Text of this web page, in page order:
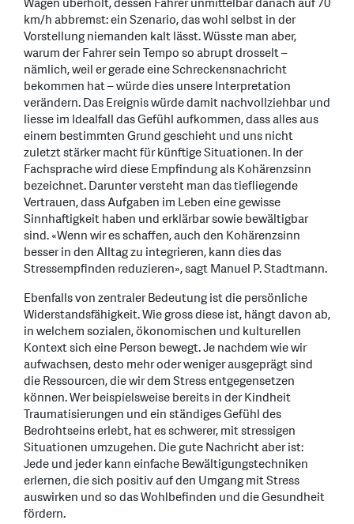
Wagen überholt, dessen Fahrer unmittelbar danach auf 70
km/h abbremst: ein Szenario, das wohl selbst in der
Vorstellung niemanden kalt lässt. Wüsste man aber,
warum der Fahrer sein Tempo so abrupt drosselt –
nämlich, weil er gerade eine Schreckensnachricht
bekommen hat – würde dies unsere Interpretation
verändern. Das Ereignis würde damit nachvollziehbar und
liesse im Idealfall das Gefühl aufkommen, dass alles aus
einem bestimmten Grund geschieht und uns nicht
zuletzt stärker macht für künftige Situationen. In der
Fachsprache wird diese Empfindung als Kohärenzsinn
bezeichnet. Darunter versteht man das tiefliegende
Vertrauen, dass Aufgaben im Leben eine gewisse
Sinnhaftigkeit haben und erklärbar sowie bewältigbar
sind. «Wenn wir es schaffen, auch den Kohärenzsinn
besser in den Alltag zu integrieren, kann dies das
Stressempfinden reduzieren», sagt Manuel P. Stadtmann.
Ebenfalls von zentraler Bedeutung ist die persönliche
Widerstandsfähigkeit. Wie gross diese ist, hängt davon ab,
in welchem sozialen, ökonomischen und kulturellen
Kontext sich eine Person bewegt. Je nachdem wie wir
aufwachsen, desto mehr oder weniger ausgeprägt sind
die Ressourcen, die wir dem Stress entgegensetzen
können. Wer beispielsweise bereits in der Kindheit
Traumatisierungen und ein ständiges Gefühl des
Bedrohtseins erlebt, hat es schwerer, mit stressigen
Situationen umzugehen. Die gute Nachricht aber ist:
Jede und jeder kann einfache Bewältigungstechniken
erlernen, die sich positiv auf den Umgang mit Stress
auswirken und so das Wohlbefinden und die Gesundheit
fördern.